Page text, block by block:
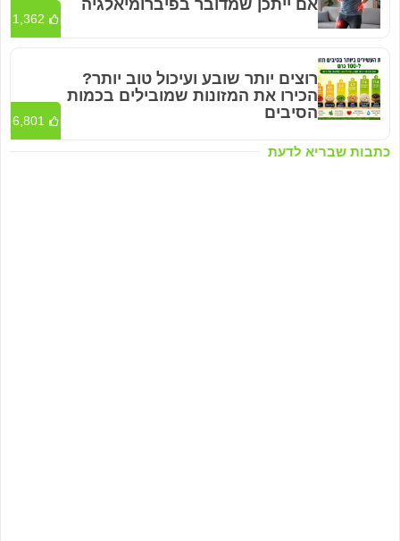
כתבות שבריא לדעת
אם ייתכן שמדובר בפיברומיאלגיה
1,362
רוצים יותר שובע ועיכול טוב יותר?
הכירו את המזונות שמובילים בכמות
הסיבים
6,801